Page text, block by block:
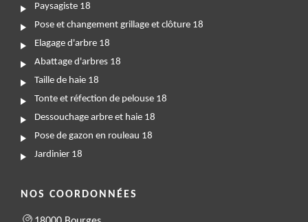
Paysagiste 18
Pose et changement grillage et clôture 18
Elagage d'arbre 18
Abattage d'arbres 18
Taille de haie 18
Tonte et réfection de pelouse 18
Dessouchage arbre et haie 18
Pose de gazon en rouleau 18
Jardinier 18
NOS COORDONNÉES